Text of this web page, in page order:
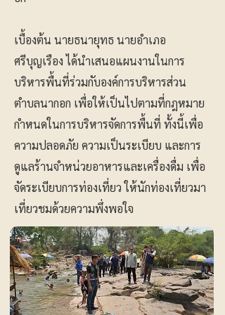
เบื้องต้น นายธนายุทธ นายอำเภอ
ศรีบุญเรือง ได้นำเสนอแผนงานในการ
บริหารพื้นที่ร่วมกับองค์การบริหารส่วน
ตำบลนากอก เพื่อให้เป็นไปตามที่กฎหมาย
กำหนดในการบริหารจัดการพื้นที่ ทั้งนี้เพื่อ
ความปลอดภัย ความเป็นระเบียบ และการ
ดูแลร้านจำหน่วยอาหารและเครื่องดื่ม เพื่อ
จัดระเบียบการท่องเที่ยว ให้นักท่องเที่ยวมา
เที่ยวชมด้วยความพึ่งพอใจ